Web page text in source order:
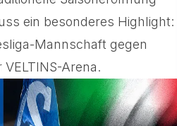
ein besonderes Highlight:
Mannschaft gegen
Arena.